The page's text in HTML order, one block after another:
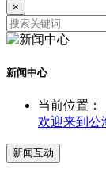
×
新闻中心
当前位置：
欢迎来到公
新闻互动